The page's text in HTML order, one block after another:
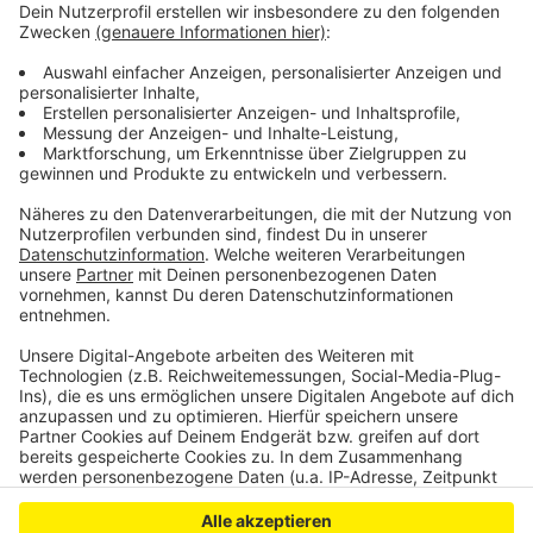
Anzeige
Besuchern irgendwann so voll, dass keiner mehr rein
durfte - aus Sicherheitsgründen, so die
Verantwortlichen. Wegen der Personalknappheit
mussten die Sauna-Aufgüsse entfallen – einige Gäste
hatten sich beschwert. Geld zurück gibt es in solchen
Fällen aber nicht.
Anzeige
Anzeige